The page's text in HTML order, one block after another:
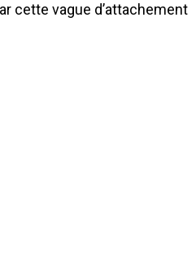
cette vague d’attachement